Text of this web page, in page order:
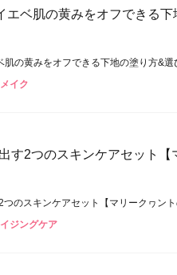
エベ肌の黄みをオフできる
肌の黄みをオフできる下地の塗り方&選
イク
す2つのスキンケアセット【
のスキンケアセット【マリークヮント
ジングケア